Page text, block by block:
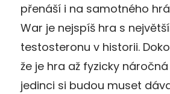
přenáší i na samotného
War je nejspíš hra s
testosteronu v historii.
že je hra až fyzicky
jedinci si budou muset